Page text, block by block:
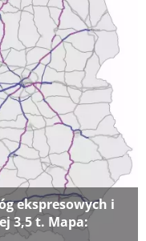
ekspresowych i
3,5 t. Mapa: